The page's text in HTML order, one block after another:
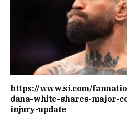
https://www.si.com/
dana-white-shares-major-
injury-update